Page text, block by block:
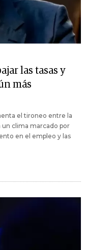
las tasas y
más
el tironeo entre la
un clima marcado por
en el empleo y las